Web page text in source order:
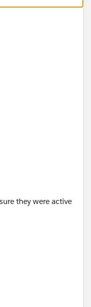
they were active